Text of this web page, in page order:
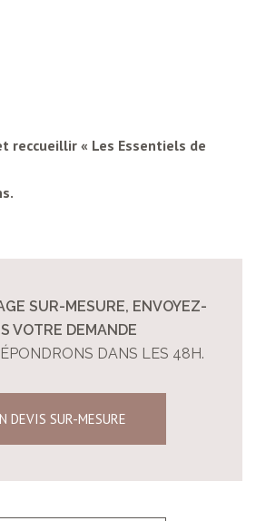
reccueillir « Les Essentiels de
SUR-MESURE, ENVOYEZ-
VOTRE DEMANDE
DANS LES 48H.
DEVIS SUR-MESURE